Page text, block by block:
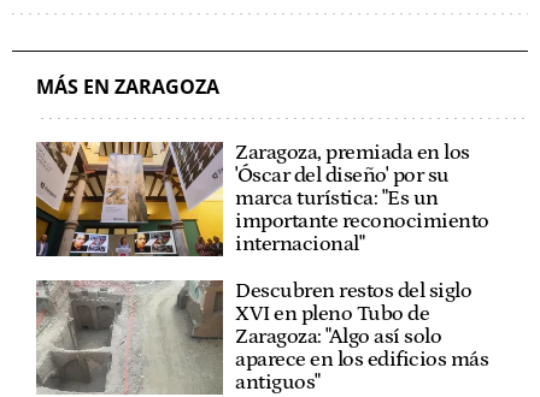
MÁS EN ZARAGOZA
Zaragoza, premiada en los
'Óscar del diseño' por su
marca turística: "Es un
importante reconocimiento
internacional"
Descubren restos del siglo
XVI en pleno Tubo de
Zaragoza: "Algo así solo
aparece en los edificios más
antiguos"